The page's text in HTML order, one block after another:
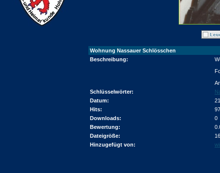
Wohnung Nassauer Schlösschen
Beschreibung:
Schlüsselwörter:
Datum:
Hits:
Downloads:
0
Bewertung:
Dateigröße:
Hinzugefügt von: